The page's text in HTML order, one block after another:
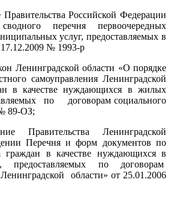
Российской Федерации
перечня первоочередных
услуг, предоставляемых в
№ 1993-р
Ленинградской области «О порядке
самоуправления Ленинградской
в качестве нуждающихся в жилых
по договорам социального
89-ОЗ;
Правительства Ленинградской
Перечня и форм документов по
граждан в качестве нуждающихся в
предоставляемых по договорам
области» от 25.01.2006